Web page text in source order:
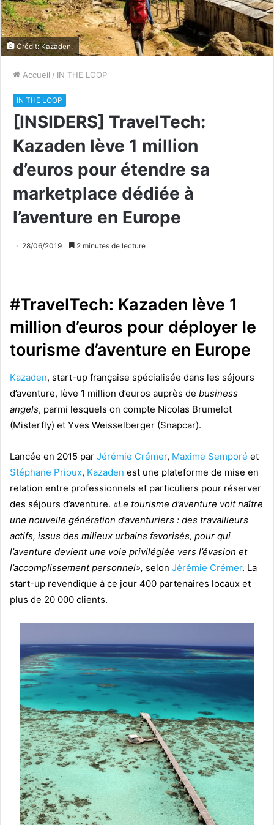
Crédit: Kazaden.
Accueil / IN THE LOOP
IN THE LOOP
[INSIDERS] TravelTech:
Kazaden lève 1 million
d’euros pour étendre sa
marketplace dédiée à
l’aventure en Europe
28/06/2019 2 minutes de lecture
#TravelTech: Kazaden lève 1
million d’euros pour déployer le
tourisme d’aventure en Europe
Kazaden, start-up française spécialisée dans les séjours
d’aventure, lève 1 million d’euros auprès de business
angels, parmi lesquels on compte Nicolas Brumelot
(Misterfly) et Yves Weisselberger (Snapcar).
Lancée en 2015 par Jérémie Crémer, Maxime Semporé et
Stéphane Prioux, Kazaden est une plateforme de mise en
relation entre professionnels et particuliers pour réserver
des séjours d’aventure. «Le tourisme d’aventure voit naître
une nouvelle génération d’aventuriers : des travailleurs
actifs, issus des milieux urbains favorisés, pour qui
l’aventure devient une voie privilégiée vers l’évasion et
l’accomplissement personnel», selon Jérémie Crémer. La
start-up revendique à ce jour 400 partenaires locaux et
plus de 20 000 clients.